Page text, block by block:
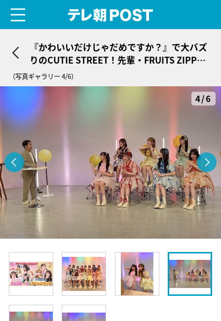
『かわいいだけじゃだめですか？』で大バズ
りのCUTIE STREET！先輩・FRUITS ZIPPER
と“強心臓”対決
（写真ギャラリー 4/6）
4/6